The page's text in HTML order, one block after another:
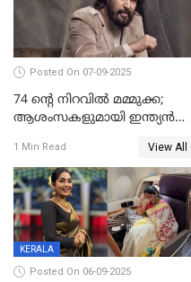
Posted On 07-09-2025
74 ന്റെ നിറവിൽ മമ്മുക്ക;
ആശംസകളുമായി ഇന്ത്യൻ
1 Min Read View All
KERALA
Posted On 06-09-2025